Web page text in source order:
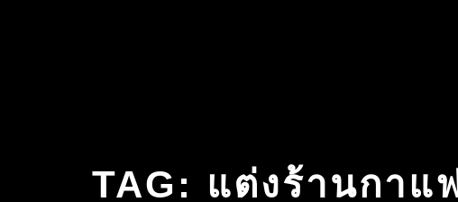
TAG: แต่งร้านกาแฟ